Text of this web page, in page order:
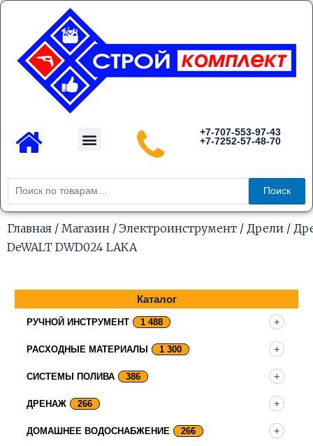
Перейти
содержимому
Menu
+7-707-553-97-43
+7-7252-57-48-70
Искать:
Поиск
Главная / Магазин / Электроинструмент / Дрели /
DeWALT DWD024 LAKA
Каталог
РУЧНОЙ ИНСТРУМЕНТ 1 488
РАСХОДНЫЕ МАТЕРИАЛЫ 1 300
СИСТЕМЫ ПОЛИВА 386
ДРЕНАЖ 266
ДОМАШНЕЕ ВОДОСНАБЖЕНИЕ 266